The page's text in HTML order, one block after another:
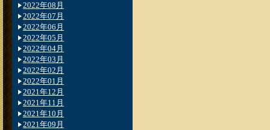
2022年08月
2022年07月
2022年06月
2022年05月
2022年04月
2022年03月
2022年02月
2022年01月
2021年12月
2021年11月
2021年10月
2021年09月